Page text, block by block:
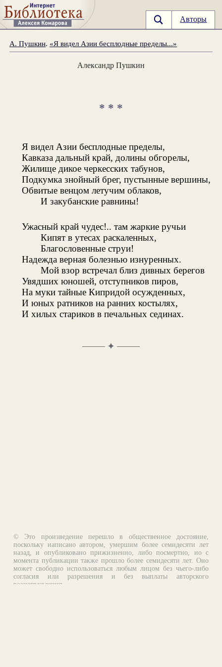
Авторы
А. Пушкин. «Я видел Азии бесплодные пределы...»
Александр Пушкин
* * *
Я видел Азии бесплодные пределы,
Кавказа дальный край, долины обгорелы,
Жилище дикое черкесских табунов,
Подкумка знойный брег, пустынные вершины,
Обвитые венцом летучим облаков,
И закубанские равнины!
Ужасный край чудес!.. там жаркие ручьи
Кипят в утесах раскаленных,
Благословенные струи!
Надежда верная болезнью изнуренных.
Мой взор встречал близ дивных берегов
Увядших юношей, отступников пиров,
На муки тайные Кипридой осужденных,
И юных ратников на ранних костылях,
И хилых стариков в печальных сединах.
✦
© Это произведение перешло в общественное достояние,
поскольку написано автором, умершим более семидесяти лет
назад, и опубликовано прижизненно, либо посмертно, но с
момента публикации также прошло более семидесяти лет. Оно
может свободно использоваться любым лицом без чьего-либо
согласия или разрешения и без выплаты авторского
вознаграждения.